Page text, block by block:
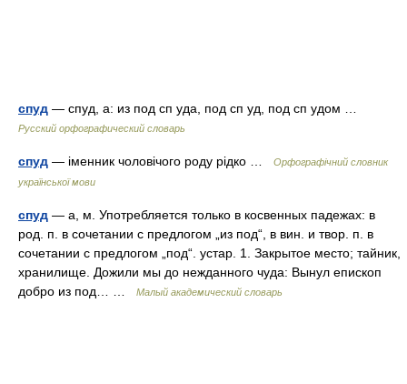
спуд — спуд, а: из под сп уда, под сп уд, под сп удом …
Русский орфографический словарь
спуд — іменник чоловічого роду рідко …
Орфографічний словник
української мови
спуд — а, м. Употребляется только в косвенных падежах: в
род. п. в сочетании с предлогом „из под“, в вин. и твор. п. в
сочетании с предлогом „под“. устар. 1. Закрытое место; тайник,
хранилище. Дожили мы до нежданного чуда: Вынул епископ
добро из под… …
Малый академический словарь